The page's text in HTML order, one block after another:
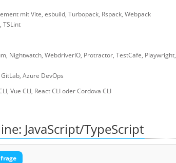
mit Vite, esbuild, Turbopack, Rspack, Webpack
TSLint
Nightwatch, WebdriverIO, Protractor, TestCafe, Playwright,
Azure DevOps
Vue CLI, React CLI oder Cordova CLI
JavaScript/TypeScript